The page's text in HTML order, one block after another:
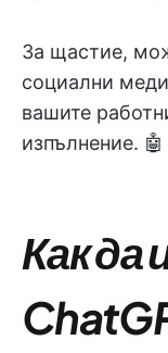
За щастие,
социални
вашите
изпълнение. 🤖
Как да